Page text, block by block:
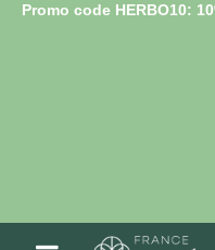
Promo code HERBO10: